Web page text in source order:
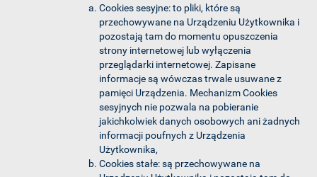
Cookies sesyjne: to pliki, które są
przechowywane na Urządzeniu Użytkownika i
pozostają tam do momentu opuszczenia
strony internetowej lub wyłączenia
przeglądarki internetowej. Zapisane
informacje są wówczas trwale usuwane z
pamięci Urządzenia. Mechanizm Cookies
sesyjnych nie pozwala na pobieranie
jakichkolwiek danych osobowych ani żadnych
informacji poufnych z Urządzenia
Użytkownika,
Cookies stałe: są przechowywane na